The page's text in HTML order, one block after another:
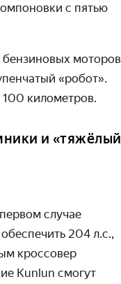
с пятью
моторов
«робот».
километров.
и «тяжёлый
случае
204 л.с.,
кроссовер
Kunlun смогут